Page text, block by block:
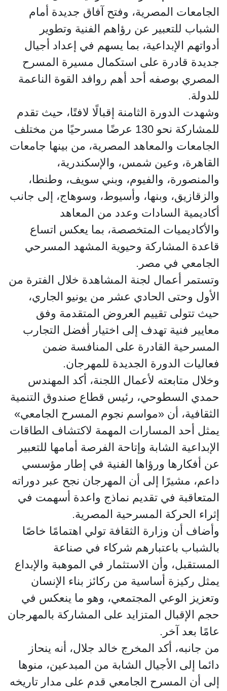
الجامعات المصرية، وفتح آفاق جديدة أمام
الشباب للتعبير عن رؤاهم الفنية وتطوير
أدواتهم الإبداعية، بما يسهم في إعداد أجيال
جديدة قادرة على استكمال مسيرة المسرح
المصري بوصفه أحد أهم روافد القوة الناعمة
للدولة.
وشهدت الدورة الثامنة إقبالًا لافتًا، حيث تقدم
للمشاركة نحو 130 عرضًا مسرحيًا من مختلف
الجامعات والمعاهد المصرية، من بينها جامعات
القاهرة، وعين شمس، والإسكندرية،
والمنصورة، والفيوم، وبني سويف، وطنطا،
والزقازيق، وبنها، وأسيوط، وسوهاج، إلى جانب
أكاديمية السادات وعدد من المعاهد
والأكاديميات المتخصصة، بما يعكس اتساع
قاعدة المشاركة وحيوية المشهد المسرحي
الجامعي في مصر.
وتستمر أعمال لجنة المشاهدة خلال الفترة من
الأول وحتى الحادي عشر من يونيو الجاري،
حيث تتولى تقييم العروض المتقدمة وفق
معايير فنية تهدف إلى اختيار أفضل التجارب
المسرحية القادرة على المنافسة ضمن
فعاليات الدورة الجديدة للمهرجان.
وخلال متابعته لأعمال اللجنة، أكد المهندس
حمدي السطوحي، رئيس قطاع صندوق التنمية
الثقافية، أن «مواسم نجوم المسرح الجامعي»
يمثل أحد المسارات المهمة لاكتشاف الطاقات
الإبداعية الشابة وإتاحة الفرصة أمامها للتعبير
عن أفكارها ورؤاها الفنية في إطار مؤسسي
داعم، مشيرًا إلى أن المهرجان نجح عبر دوراته
المتعاقبة في تقديم نماذج واعدة أسهمت في
إثراء الحركة المسرحية المصرية.
وأضاف أن وزارة الثقافة تولي اهتمامًا خاصًا
بالشباب باعتبارهم شركاء في صناعة
المستقبل، وأن الاستثمار في الموهبة والإبداع
يمثل ركيزة أساسية من ركائز بناء الإنسان
وتعزيز الوعي المجتمعي، وهو ما ينعكس في
حجم الإقبال المتزايد على المشاركة بالمهرجان
عامًا بعد آخر.
من جانبه، أكد المخرج خالد جلال، أنه ينحاز
دائما إلى الأجيال الشابة من المبدعين، منوها
إلى أن المسرح الجامعي قدم على مدار تاريخه